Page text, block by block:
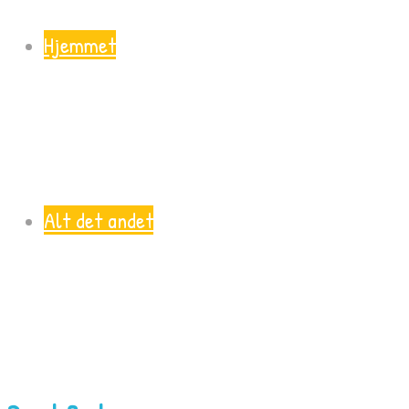
Hjemmet
Alt det andet